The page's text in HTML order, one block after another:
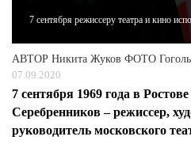
7 сентября режиссеру театра и кино
АВТОР Никита Жуков ФОТО
07.09.2020
7 сентября 1969 года в
Серебренников – режиссер,
руководитель московского